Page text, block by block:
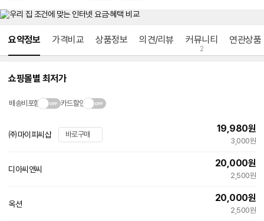
요약정보 가격비교 상품정보 의견/리뷰 커뮤니티
2
연관상품
쇼핑몰별 최저가
배송비포함 카드할인
㈜마이피씨샵 바로구매
19,980원
3,000원
디아씨앤씨
20,000원
2,500원
옥션
20,000원
2,500원